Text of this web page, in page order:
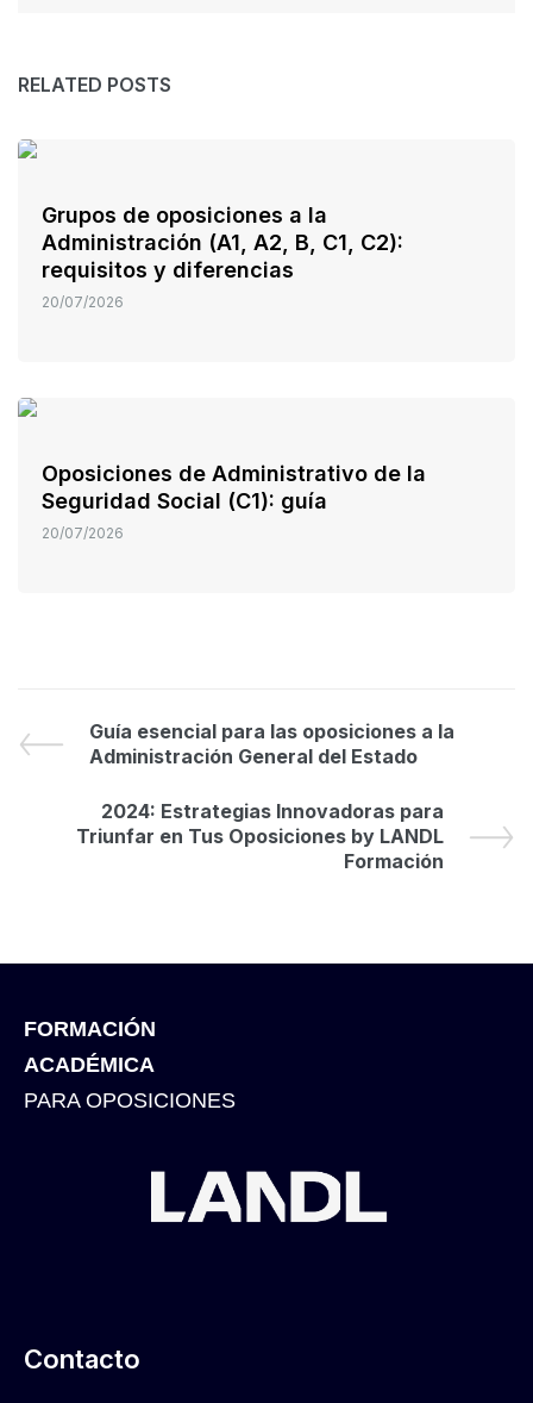
RELATED POSTS
Grupos de oposiciones a la
Administración (A1, A2, B, C1, C2):
requisitos y diferencias
20/07/2026
Oposiciones de Administrativo de la
Seguridad Social (C1): guía
20/07/2026
Guía esencial para las oposiciones a la
Administración General del Estado
2024: Estrategias Innovadoras para
Triunfar en Tus Oposiciones by LANDL
Formación
FORMACIÓN
ACADÉMICA
PARA OPOSICIONES
Contacto